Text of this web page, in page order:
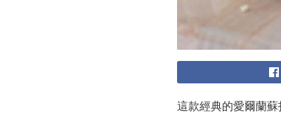
這款經典的愛爾蘭